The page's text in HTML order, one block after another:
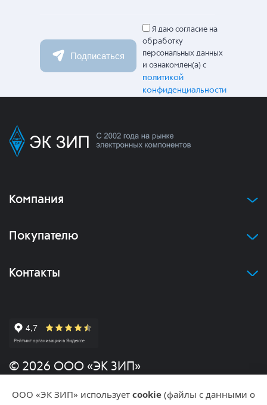
Подписаться
Я даю согласие на
обработку
персональных данных
и ознакомлен(а) с
политикой
конфиденциальности
Компания
Покупателю
Контакты
© 2026 ООО «ЭК ЗИП»
Политика конфиденциальности
ООО «ЭК ЗИП» использует cookie (файлы с данными о